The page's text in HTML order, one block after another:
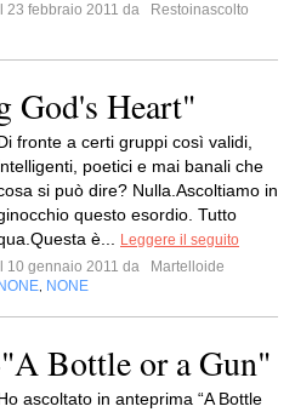
Il 23 febbraio 2011 da
Restoinascolto
God's Heart"
fronte a certi gruppi così validi,
poetici e mai banali che
si può dire? Nulla.Ascoltiamo in
questo esordio. Tutto
è...
Leggere il seguito
Il 10 gennaio 2011 da
Martelloide
NONE NONE
Bottle or a Gun"
ascoltato in anteprima “A Bottle